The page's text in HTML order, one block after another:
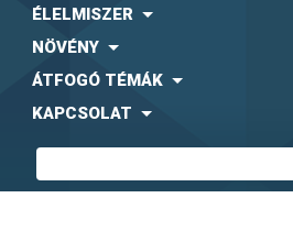
ÉLELMISZER
NÖVÉNY
ÁTFOGÓ TÉMÁK
KAPCSOLAT